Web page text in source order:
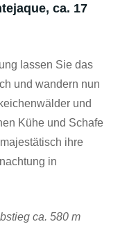
ca. 17
lassen Sie das
und wandern nun
und
Kühe und Schafe
ihre
in
ca. 580 m